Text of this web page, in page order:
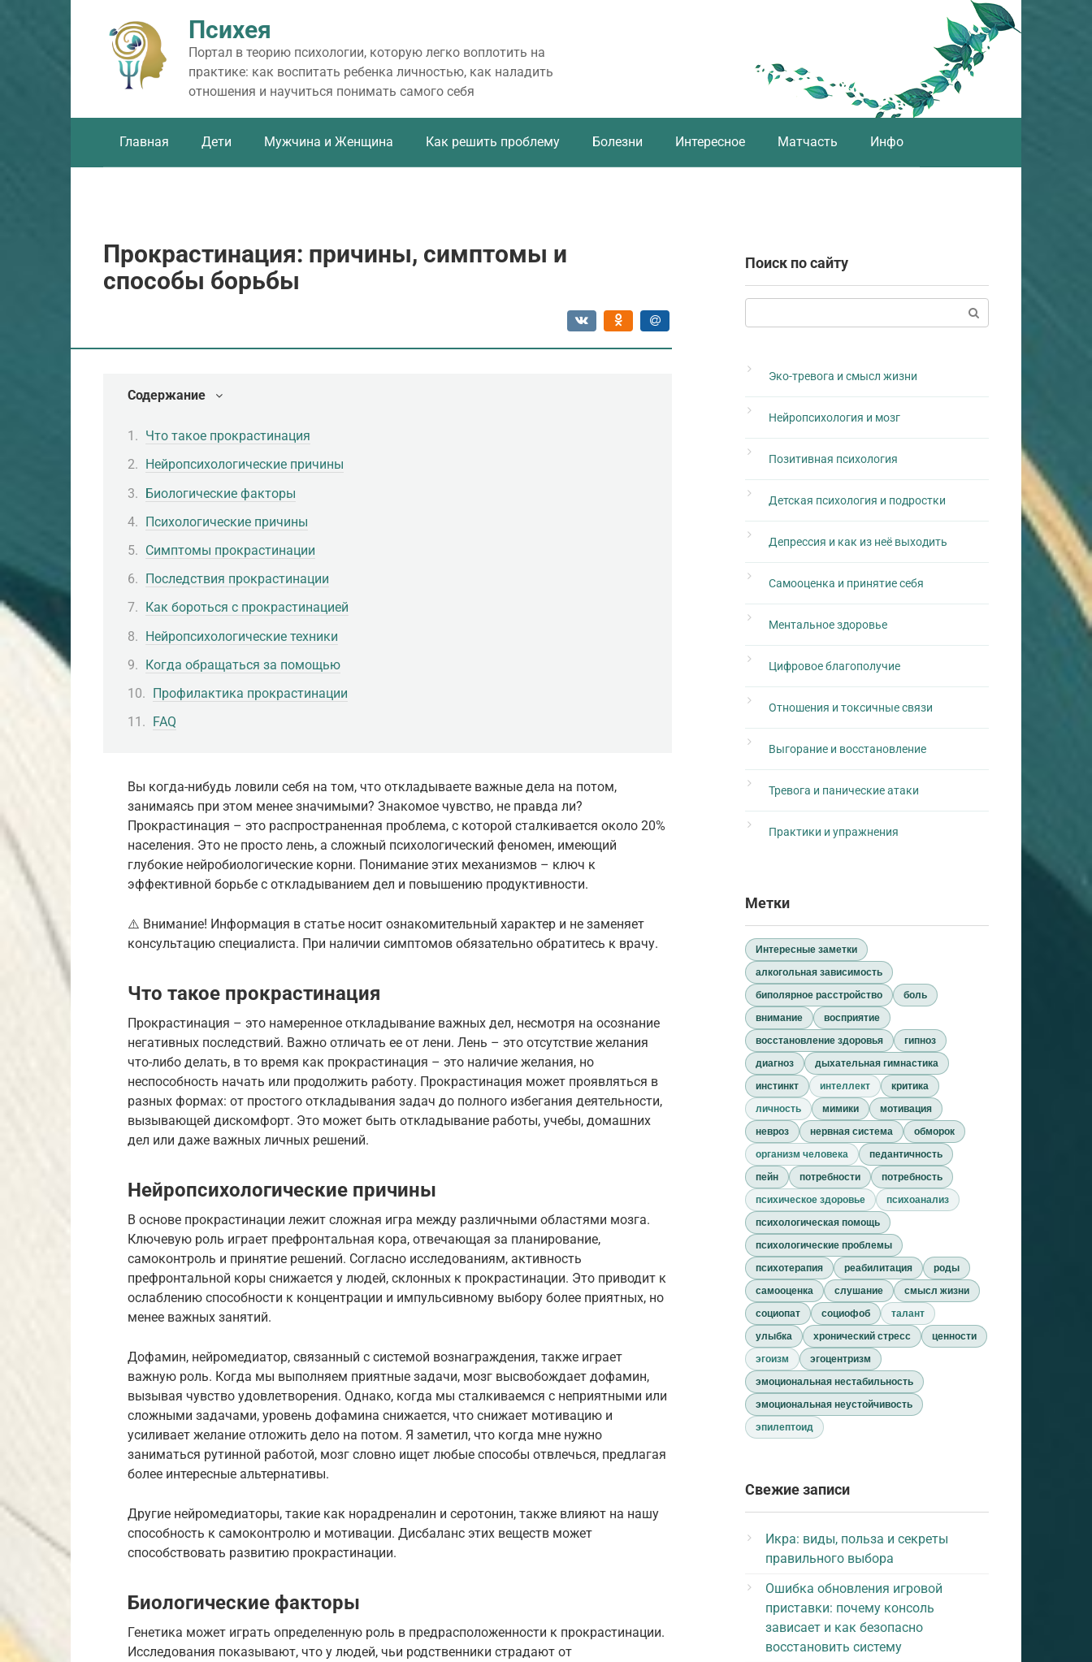
Психея
Портал в теорию психологии, которую легко воплотить на
практике: как воспитать ребенка личностью, как наладить
отношения и научиться понимать самого себя
Главная Дети Мужчина и Женщина Как решить проблему Болезни Интересное Матчасть Инфо
Прокрастинация: причины, симптомы и
способы борьбы
Содержание
Что такое прокрастинация
Нейропсихологические причины
Биологические факторы
Психологические причины
Симптомы прокрастинации
Последствия прокрастинации
Как бороться с прокрастинацией
Нейропсихологические техники
Когда обращаться за помощью
Профилактика прокрастинации
FAQ
Вы когда-нибудь ловили себя на том, что откладываете важные дела на потом,
занимаясь при этом менее значимыми? Знакомое чувство, не правда ли?
Прокрастинация – это распространенная проблема, с которой сталкивается около 20%
населения. Это не просто лень, а сложный психологический феномен, имеющий
глубокие нейробиологические корни. Понимание этих механизмов – ключ к
эффективной борьбе с откладыванием дел и повышению продуктивности.
⚠️ Внимание! Информация в статье носит ознакомительный характер и не заменяет
консультацию специалиста. При наличии симптомов обязательно обратитесь к врачу.
Что такое прокрастинация
Прокрастинация – это намеренное откладывание важных дел, несмотря на осознание
негативных последствий. Важно отличать ее от лени. Лень – это отсутствие желания
что-либо делать, в то время как прокрастинация – это наличие желания, но
неспособность начать или продолжить работу. Прокрастинация может проявляться в
разных формах: от простого откладывания задач до полного избегания деятельности,
вызывающей дискомфорт. Это может быть откладывание работы, учебы, домашних
дел или даже важных личных решений.
Нейропсихологические причины
В основе прокрастинации лежит сложная игра между различными областями мозга.
Ключевую роль играет префронтальная кора, отвечающая за планирование,
самоконтроль и принятие решений. Согласно исследованиям, активность
префронтальной коры снижается у людей, склонных к прокрастинации. Это приводит к
ослаблению способности к концентрации и импульсивному выбору более приятных, но
менее важных занятий.
Дофамин, нейромедиатор, связанный с системой вознаграждения, также играет
важную роль. Когда мы выполняем приятные задачи, мозг высвобождает дофамин,
вызывая чувство удовлетворения. Однако, когда мы сталкиваемся с неприятными или
сложными задачами, уровень дофамина снижается, что снижает мотивацию и
усиливает желание отложить дело на потом. Я заметил, что когда мне нужно
заниматься рутинной работой, мозг словно ищет любые способы отвлечься, предлагая
более интересные альтернативы.
Другие нейромедиаторы, такие как норадреналин и серотонин, также влияют на нашу
способность к самоконтролю и мотивации. Дисбаланс этих веществ может
способствовать развитию прокрастинации.
Биологические факторы
Генетика может играть определенную роль в предрасположенности к прокрастинации.
Исследования показывают, что у людей, чьи родственники страдают от
Поиск по сайту
Эко-тревога и смысл жизни
Нейропсихология и мозг
Позитивная психология
Детская психология и подростки
Депрессия и как из неё выходить
Самооценка и принятие себя
Ментальное здоровье
Цифровое благополучие
Отношения и токсичные связи
Выгорание и восстановление
Тревога и панические атаки
Практики и упражнения
Метки
Интересные заметки
алкогольная зависимость
биполярное расстройство
боль
внимание
восприятие
восстановление здоровья
гипноз
диагноз
дыхательная гимнастика
инстинкт
интеллект
критика
личность
мимики
мотивация
невроз
нервная система
обморок
организм человека
педантичность
пейн
потребности
потребность
психическое здоровье
психоанализ
психологическая помощь
психологические проблемы
психотерапия
реабилитация
роды
самооценка
слушание
смысл жизни
социопат
социофоб
талант
улыбка
хронический стресс
ценности
эгоизм
эгоцентризм
эмоциональная нестабильность
эмоциональная неустойчивость
эпилептоид
Свежие записи
Икра: виды, польза и секреты
правильного выбора
Ошибка обновления игровой
приставки: почему консоль
зависает и как безопасно
восстановить систему